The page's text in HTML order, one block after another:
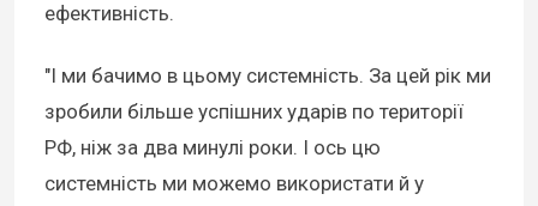
ефективність.
"І ми бачимо в цьому системність. За цей рік ми
зробили більше успішних ударів по території
РФ, ніж за два минулі роки. І ось цю
системність ми можемо використати й у